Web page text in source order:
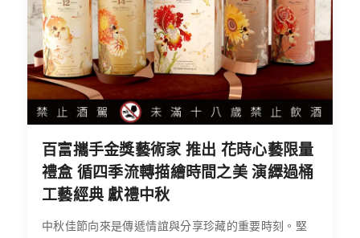
百富攜手金獎藝術家 推出 花時心藝限量
禮盒 循四季流轉描繪時間之美 演繹過桶
工藝經典 獻禮中秋
中秋佳節向來是傳遞情誼與分享珍藏的重要時刻。堅